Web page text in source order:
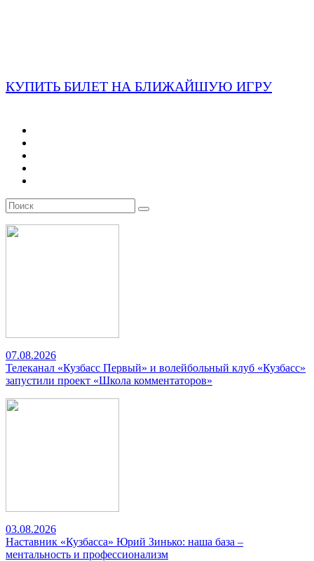
КУПИТЬ БИЛЕТ НА БЛИЖАЙШУЮ ИГРУ
07.08.2026
Телеканал «Кузбасс Первый» и волейбольный клуб «Кузбасс»
запустили проект «Школа комментаторов»
03.08.2026
Наставник «Кузбасса» Юрий Зинько: наша база –
ментальность и профессионализм